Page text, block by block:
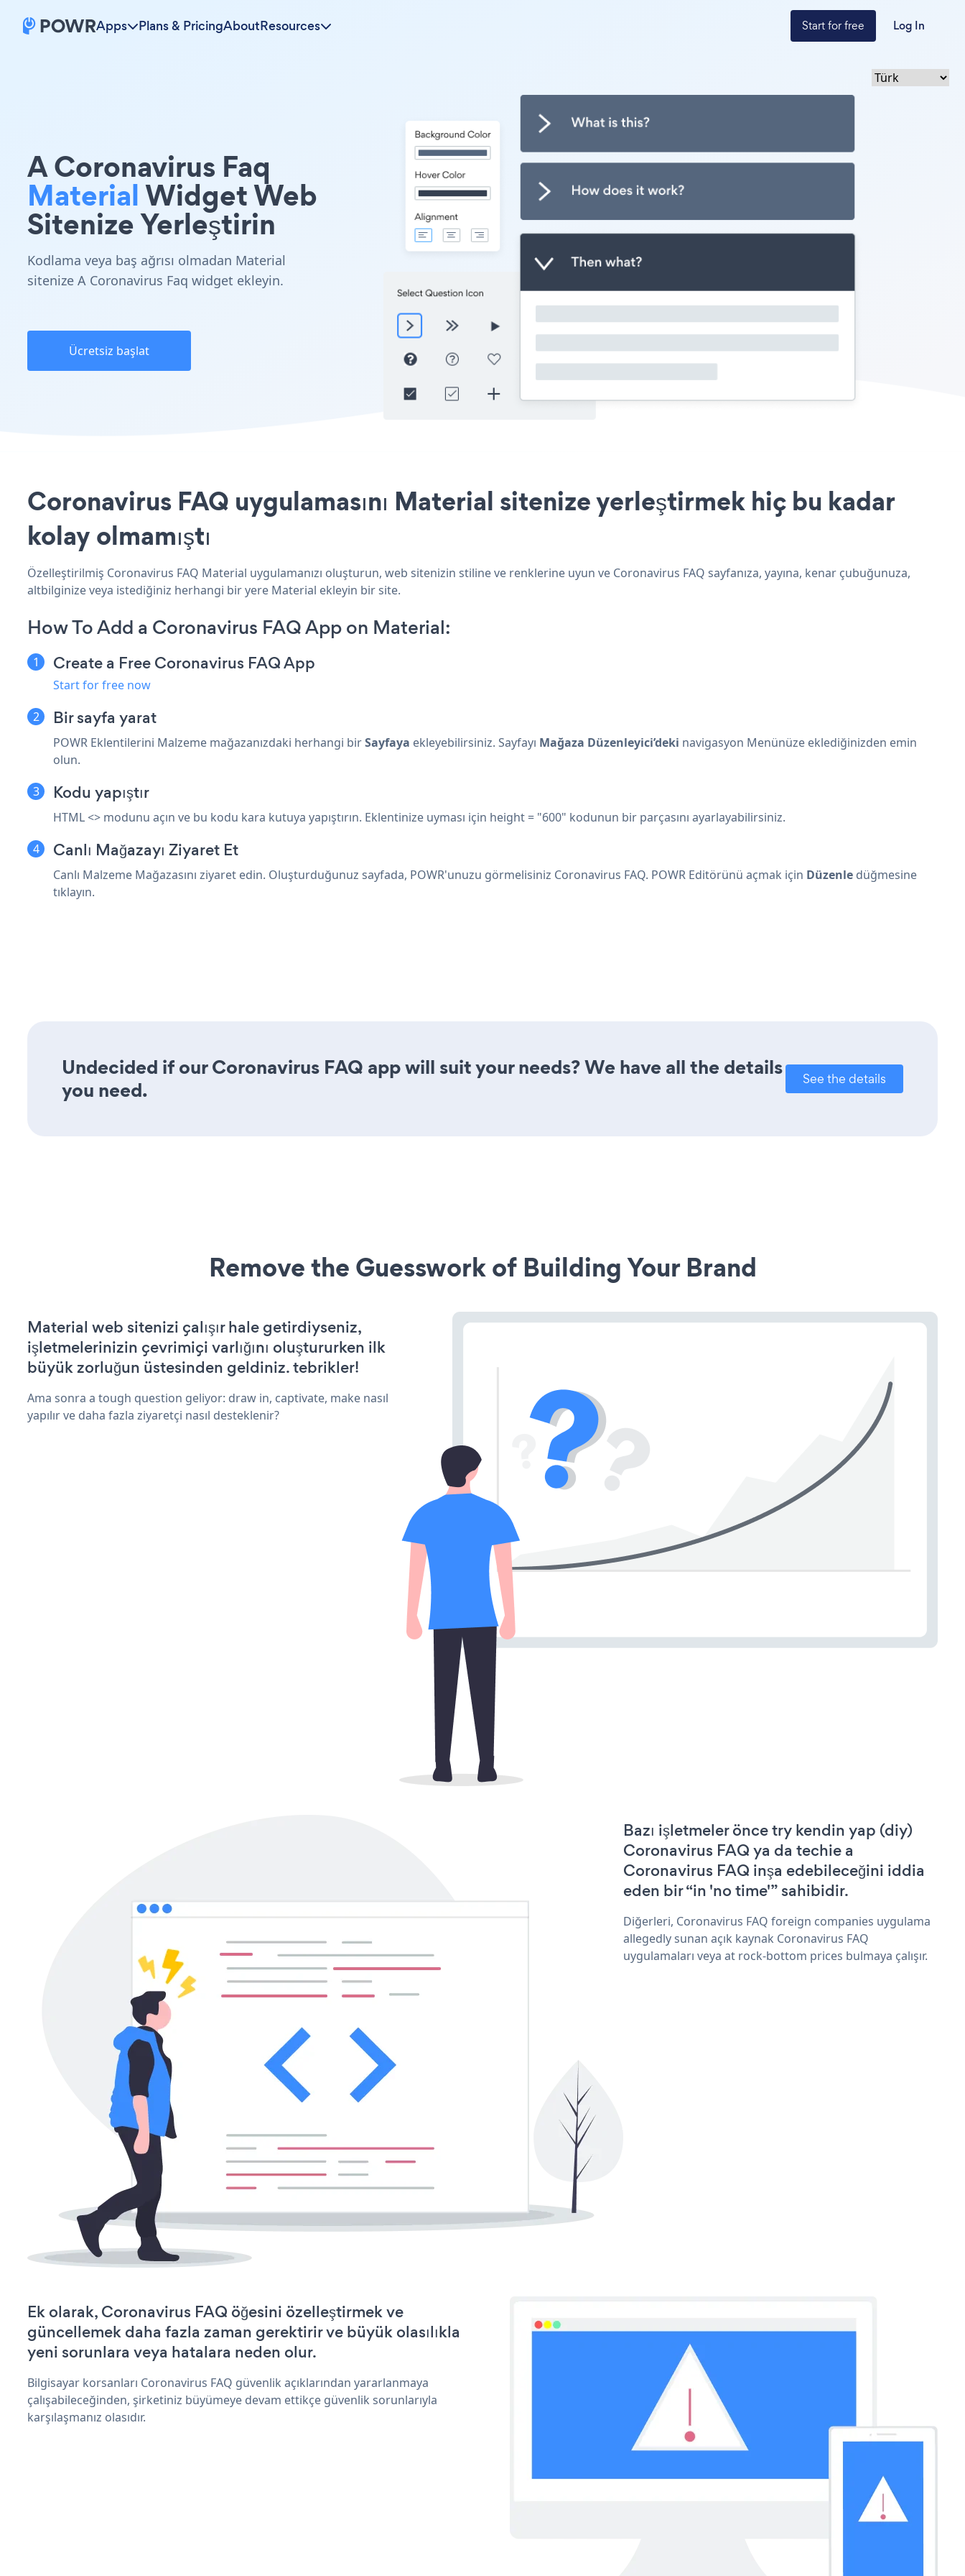
Apps Plans & PricingAboutResources Start for free Log In
A Coronavirus Faq
MaterialWidget Web
Sitenize Yerleştirin
Kodlama veya baş ağrısı olmadan Material
sitenize A Coronavirus Faq widget ekleyin.
Ücretsiz başlat
Coronavirus FAQ uygulamasını Material sitenize yerleştirmek hiç bu kadar
kolay olmamıştı
Özelleştirilmiş Coronavirus FAQ Material uygulamanızı oluşturun, web sitenizin stiline ve renklerine uyun ve Coronavirus FAQ sayfanıza, yayına, kenar çubuğunuza,
altbilginize veya istediğiniz herhangi bir yere Material ekleyin bir site.
How To Add a Coronavirus FAQ App on Material:
Create a Free Coronavirus FAQ App
Start for free now
Bir sayfa yarat
POWR Eklentilerini Malzeme mağazanızdaki herhangi birSayfaya ekleyebilirsiniz. Sayfayı Mağaza Düzenleyici’deki navigasyon Menünüze eklediğinizden emin
olun.
Kodu yapıştır
HTML <> modunu açın ve bu kodu kara kutuya yapıştırın. Eklentinize uyması için height = "600" kodunun bir parçasını ayarlayabilirsiniz.
Canlı Mağazayı Ziyaret Et
Canlı Malzeme Mağazasını ziyaret edin. Oluşturduğunuz sayfada, POWR'unuzu görmelisiniz Coronavirus FAQ. POWR Editörünü açmak için Düzenle düğmesine
tıklayın.
Undecided if our Coronavirus FAQ app will suit your needs? We have all the details
you need.
See the details
Remove the Guesswork of Building Your Brand
Material web sitenizi çalışır hale getirdiyseniz,
işletmelerinizin çevrimiçi varlığını oluştururken ilk
büyük zorluğun üstesinden geldiniz. tebrikler!
Ama sonra a tough question geliyor: draw in, captivate, make nasıl
yapılır ve daha fazla ziyaretçi nasıl desteklenir?
Bazı işletmeler önce try kendin yap (diy)
Coronavirus FAQ ya da techie a
Coronavirus FAQ inşa edebileceğini iddia
eden bir “in 'no time'” sahibidir.
Diğerleri, Coronavirus FAQ foreign companies uygulama
allegedly sunan açık kaynak Coronavirus FAQ
uygulamaları veya at rock-bottom prices bulmaya çalışır.
Ek olarak, Coronavirus FAQ öğesini özelleştirmek ve
güncellemek daha fazla zaman gerektirir ve büyük olasılıkla
yeni sorunlara veya hatalara neden olur.
Bilgisayar korsanları Coronavirus FAQ güvenlik açıklarından yararlanmaya
çalışabileceğinden, şirketiniz büyümeye devam ettikçe güvenlik sorunlarıyla
karşılaşmanız olasıdır.